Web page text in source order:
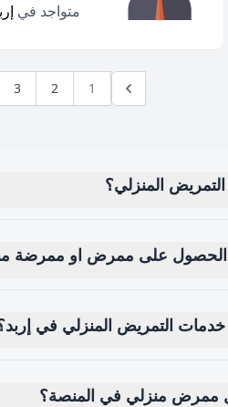
متواجد في
1
2
3
المنزلي؟
على ممرض او ممرضة
التمريض المنزلي في
ممرض منزلي في المنصة؟